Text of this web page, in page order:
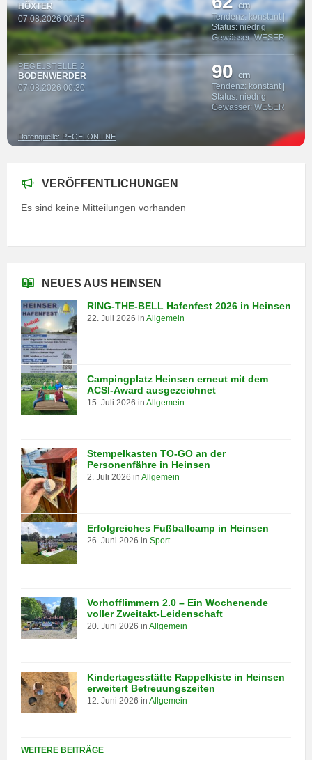
HÖXTER
07.08.2026 00:45
cm
Tendenz: konstant |
Status: niedrig
Gewässer: WESER
PEGELSTELLE 2
BODENWERDER
07.08.2026 00:30
90cm
Tendenz: konstant |
Status: niedrig
Gewässer: WESER
Datenquelle: PEGELONLINE
VERÖFFENTLICHUNGEN
Es sind keine Mitteilungen vorhanden
NEUES AUS HEINSEN
RING-THE-BELL Hafenfest 2026 in Heinsen
22. Juli 2026 in Allgemein
Campingplatz Heinsen erneut mit dem
ACSI-Award ausgezeichnet
15. Juli 2026 in Allgemein
Stempelkasten TO-GO an der
Personenfähre in Heinsen
2. Juli 2026 in Allgemein
Erfolgreiches Fußballcamp in Heinsen
26. Juni 2026 in Sport
Vorhofflimmern 2.0 – Ein Wochenende
voller Zweitakt-Leidenschaft
20. Juni 2026 in Allgemein
Kindertagesstätte Rappelkiste in Heinsen
erweitert Betreuungszeiten
12. Juni 2026 in Allgemein
WEITERE BEITRÄGE